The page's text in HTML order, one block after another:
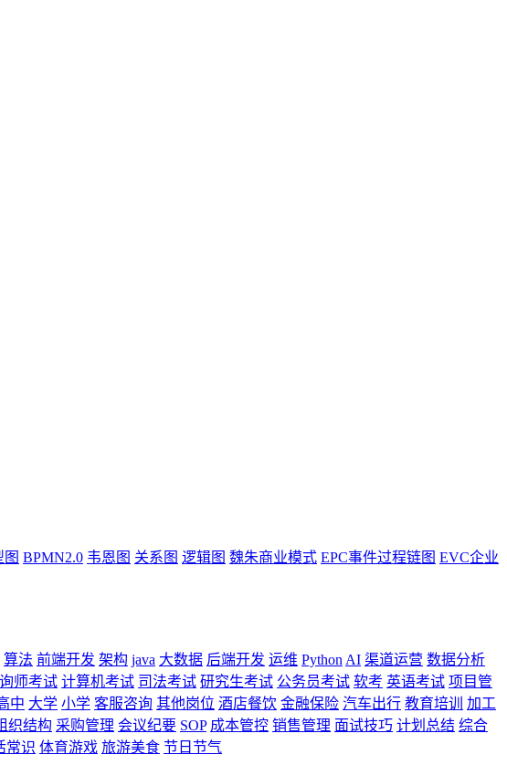
图 BPMN2.0 韦恩图 关系图 逻辑图 魏朱商业模式 EPC事件过程链图 EVC企业
算法 前端开发 架构 java 大数据 后端开发 运维 Python AI 渠道运营 数据分析
师考试 计算机考试 司法考试 研究生考试 公务员考试 软考 英语考试 项目管
中 大学 小学 客服咨询 其他岗位 酒店餐饮 金融保险 汽车出行 教育培训
加工
织结构 采购管理 会议纪要 SOP 成本管控 销售管理 面试技巧 计划总结 综合
常识 体育游戏 旅游美食 节日节气